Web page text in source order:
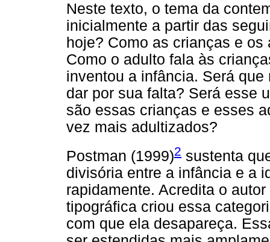
Neste texto, o tema da
inicialmente a partir das
hoje? Como as crianças e
Como o adulto fala às
inventou a infância. Será
dar por sua falta? Será esse
são essas crianças e esses
vez mais adultizados?
Postman (1999)2 sustenta
divisória entre a infância e a
rapidamente. Acredita o
tipográfica criou essa
com que ela desapareça.